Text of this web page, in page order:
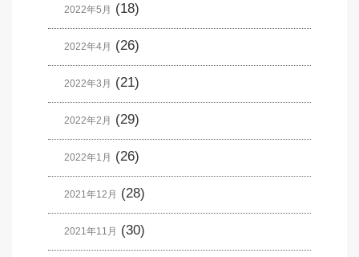
2022年5月 (18)
2022年4月 (26)
2022年3月 (21)
2022年2月 (29)
2022年1月 (26)
2021年12月 (28)
2021年11月 (30)